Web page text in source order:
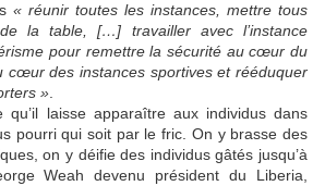
« réunir toutes les instances, mettre tous
la table, […] travailler avec l’instance
pour remettre la sécurité au cœur du
cœur des instances sportives et rééduquer
»
qu’il laisse apparaître aux individus dans
pourri qui soit par le fric. On y brasse des
on y déifie des individus gâtés jusqu’à
Weah devenu président du Liberia,